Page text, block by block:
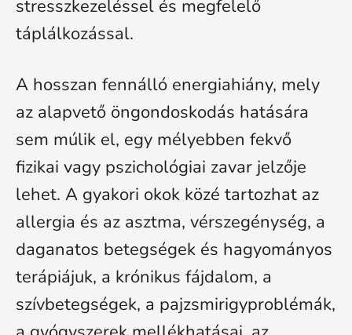
stresszkezeléssel és megfelelő
táplálkozással.
A hosszan fennálló energiahiány, mely
az alapvető öngondoskodás hatására
sem múlik el, egy mélyebben fekvő
fizikai vagy pszichológiai zavar jelzője
lehet. A gyakori okok közé tartozhat az
allergia és az asztma, vérszegénység, a
daganatos betegségek és hagyományos
terápiájuk, a krónikus fájdalom, a
szívbetegségek, a pajzsmirigyproblémák,